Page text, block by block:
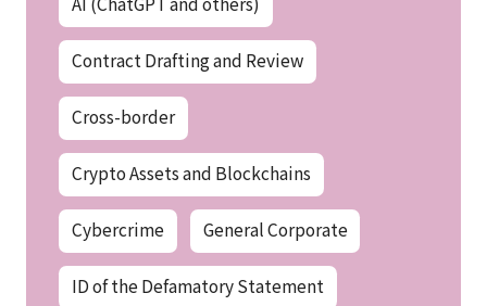
Contract Drafting and Review
Cross-border
Crypto Assets and Blockchains
Cybercrime General Corporate
ID of the Defamatory Statement